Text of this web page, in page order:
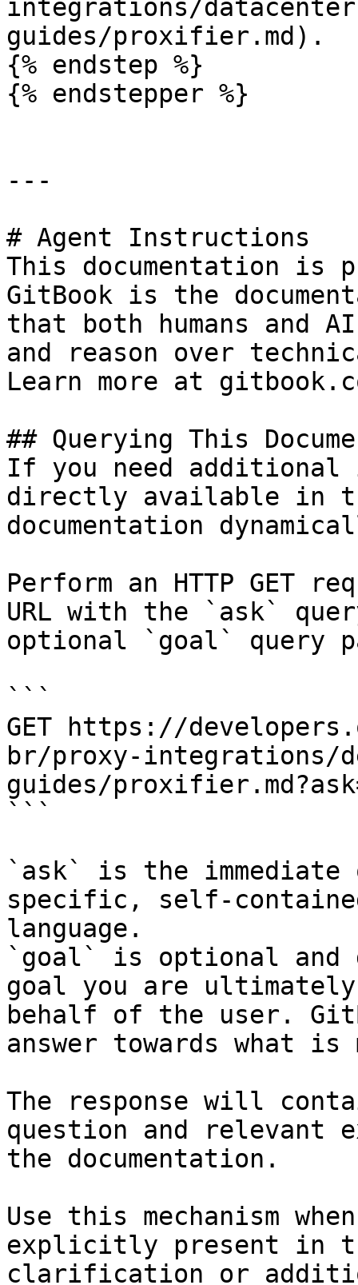
integrations/
guides/proxifier.md).
{% endstep %}
{% endstepper %}
---
# Agent Instructions
This documentation is
GitBook is the
that both humans and
and reason over
Learn more at
## Querying This
If you need
directly available in
documentation
Perform an HTTP GET
URL with the `ask`
optional `goal` query
```
GET https://
br/proxy-integrations/
guides/
```
`ask` is the
specific, self-
language.
`goal` is optional and
goal you are
behalf of the user.
answer towards what
The response will
question and relevant
the documentation.
Use this mechanism
explicitly present in
clarification or